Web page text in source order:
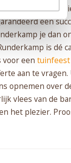
gezellige
een
je dan
is dé
voor een
aan te vragen.
opnemen over
vlees van de
het plezier.